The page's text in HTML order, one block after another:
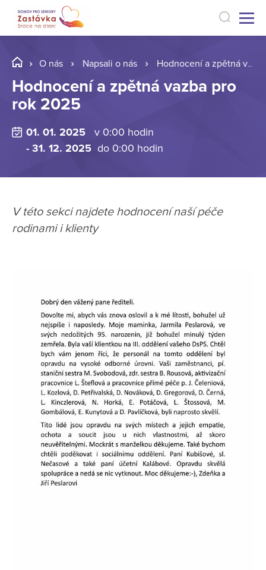
O nás Napsali o nás Hodnocení a zpětná vazba pro rok 2025
Hodnocení a zpětná vazba pro
rok 2025
01. 01. 2025
v 0:00 hodin
- 31. 12. 2025 do 0:00 hodin
V této sekci najdete hodnocení naší péče
rodinami i klienty